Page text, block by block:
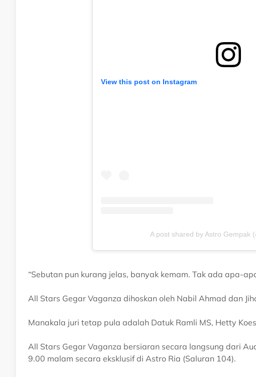
View this post on Instagram
A post shared by Astro Gempak
“Sebutan pun kurang jelas, banyak kemam. Tak ada apa-
All Stars Gegar Vaganza dihoskan oleh Nabil Ahmad dan
Manakala juri tetap pula adalah Datuk Ramli MS, Hetty
All Stars Gegar Vaganza bersiaran secara langsung dari
9.00 malam secara eksklusif di Astro Ria (Saluran 104).